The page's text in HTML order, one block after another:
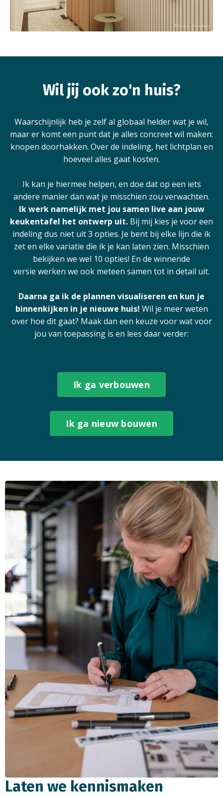
Wil jij ook zo'n huis?
Waarschijnlijk heb je zelf al globaal helder wat je wil,
maar er komt een punt dat je alles concreet wil maken:
knopen doorhakken. Over de indeling, het lichtplan en
hoeveel alles gaat kosten.
Ik kan je hiermee helpen, en doe dat op een iets
andere manier dan wat je misschien zou verwachten.
Ik werk namelijk met jou samen live aan jouw
keukentafel het ontwerp uit. Bij mij kies je voor een
indeling dus niet uit 3 opties. Je bent bij elke lijn die ik
zet en elke variatie die ik je kan laten zien. Misschien
bekijken we wel 10 opties! En de winnende
versie werken we ook meteen samen tot in detail uit.
Daarna ga ik de plannen visualiseren en kun je
binnenkijken in je nieuwe huis! Wil je meer weten
over hoe dit gaat? Maak dan een keuze voor wat voor
jou van toepassing is en lees daar verder:
Ik ga verbouwen
Ik ga nieuw bouwen
Laten we kennismaken